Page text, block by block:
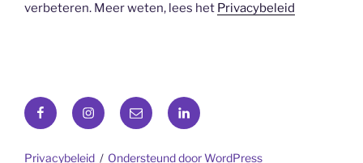
verbeteren. Meer weten, lees het Privacybeleid
FacebookInstagram
E-
mail
LinkedIn
Privacybeleid Ondersteund door WordPress